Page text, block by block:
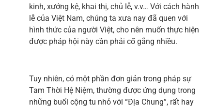
kinh, xướng kệ, khai thị, chủ lễ, v.v… Với cách hành
lễ của Việt Nam, chúng ta xưa nay đã quen với
hình thức của người Việt, cho nên muốn thực hiện
được pháp hội này cần phải cố gắng nhiều.
Tuy nhiên, có một phần đơn giản trong pháp sự
Tam Thời Hệ Niệm, thường được ứng dụng trong
những buổi cộng tu nhỏ với “Địa Chung”, rất hay